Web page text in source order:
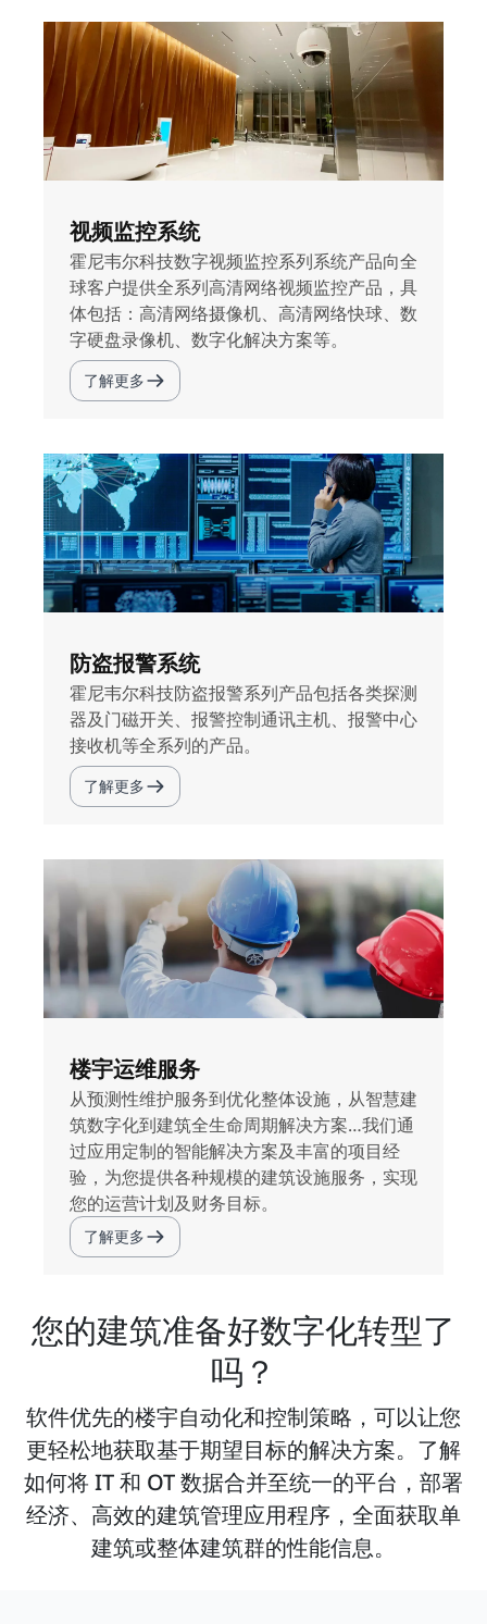
视频监控系统
霍尼韦尔科技数字视频监控系列系统产品向全
球客户提供全系列高清网络视频监控产品，具
体包括：高清网络摄像机、高清网络快球、数
字硬盘录像机、数字化解决方案等。
了解更多
防盗报警系统
霍尼韦尔科技防盗报警系列产品包括各类探测
器及门磁开关、报警控制通讯主机、报警中心
接收机等全系列的产品。
了解更多
楼宇运维服务
从预测性维护服务到优化整体设施，从智慧建
筑数字化到建筑全生命周期解决方案…我们通
过应用定制的智能解决方案及丰富的项目经
验，为您提供各种规模的建筑设施服务，实现
您的运营计划及财务目标。
了解更多
您的建筑准备好数字化转型了
吗？
软件优先的楼宇自动化和控制策略，可以让您
更轻松地获取基于期望目标的解决方案。了解
如何将 IT 和 OT 数据合并至统一的平台，部署
经济、高效的建筑管理应用程序，全面获取单
建筑或整体建筑群的性能信息。